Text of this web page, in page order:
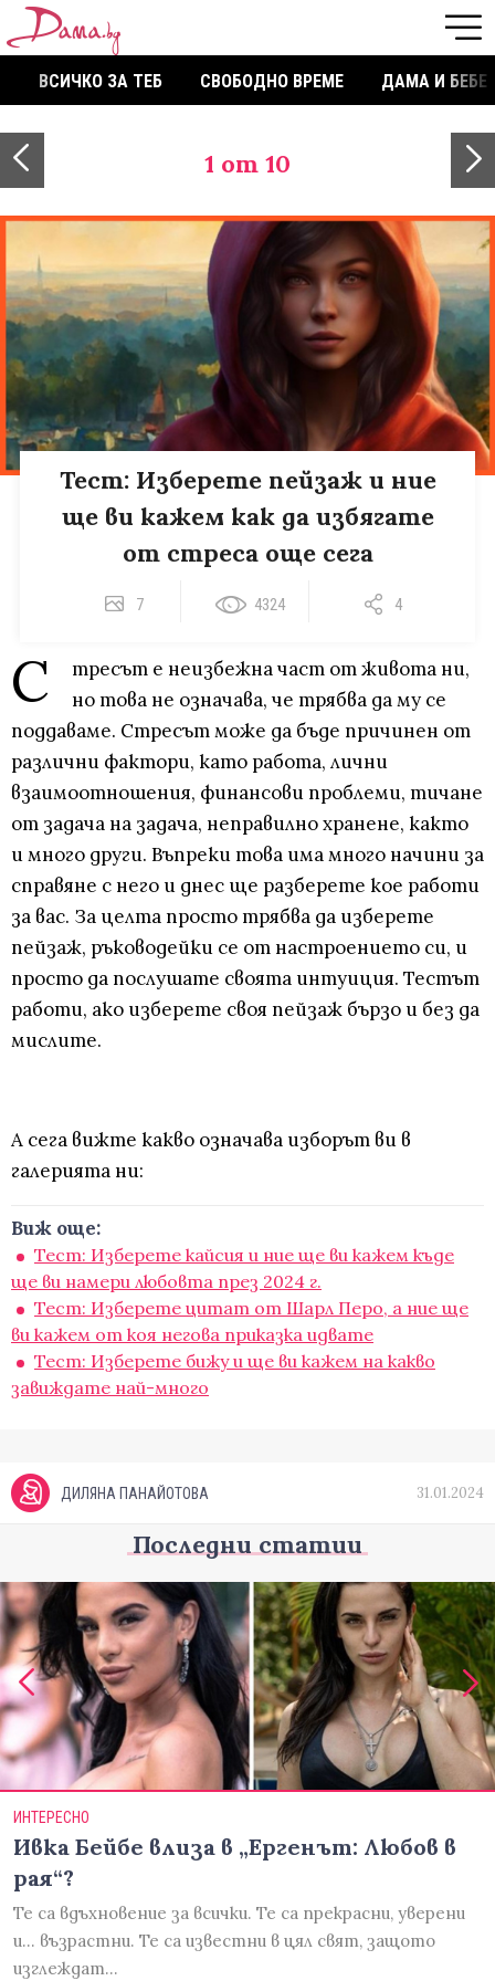
ВСИЧКО ЗА ТЕБ СВОБОДНО ВРЕМЕ ДАМА И БЕБЕ
1 от 10
Тест: Изберете пейзаж и ние
ще ви кажем как да избягате
от стреса още сега
7 4324 4
С
тресът е неизбежна част от живота ни,
но това не означава, че трябва да му се
поддаваме. Стресът може да бъде причинен от
различни фактори, като работа, лични
взаимоотношения, финансови проблеми, тичане
от задача на задача, неправилно хранене, както
и много други. Въпреки това има много начини за
справяне с него и днес ще разберете кое работи
за вас. За целта просто трябва да изберете
пейзаж, ръководейки се от настроението си, и
просто да послушате своята интуиция. Тестът
работи, ако изберете своя пейзаж бързо и без да
мислите.
А сега вижте какво означава изборът ви в
галерията ни:
Виж още:
Тест: Изберете кайсия и ние ще ви кажем къде
ще ви намери любовта през 2024 г.
Тест: Изберете цитат от Шарл Перо, а ние ще
ви кажем от коя негова приказка идвате
Тест: Изберете бижу и ще ви кажем на какво
завиждате най-много
ДИЛЯНА ПАНАЙОТОВА 31.01.2024
Последни статии
ИНТЕРЕСНО
Ивка Бейбе влиза в „Ергенът: Любов в
рая“?
Те са вдъхновение за всички. Те са прекрасни, уверени
и... възрастни. Те са известни в цял свят, защото
изглеждат…